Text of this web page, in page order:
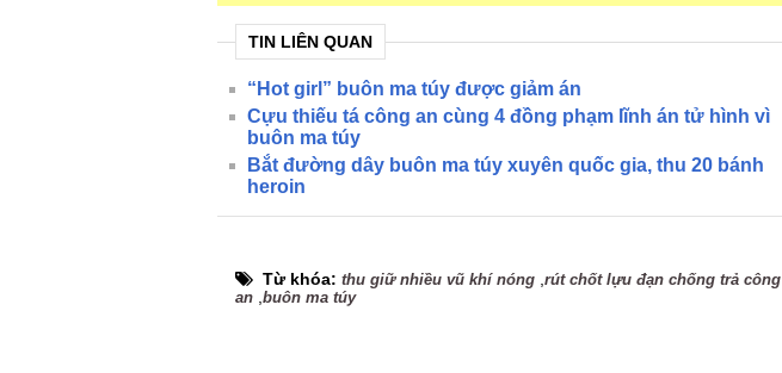
TIN LIÊN QUAN
“Hot girl” buôn ma túy được giảm án
Cựu thiếu tá công an cùng 4 đồng phạm lĩnh án tử hình vì
buôn ma túy
Bắt đường dây buôn ma túy xuyên quốc gia, thu 20 bánh
heroin
Từ khóa: thu giữ nhiều vũ khí nóng rút chốt lựu đạn chống trả công
an buôn ma túy